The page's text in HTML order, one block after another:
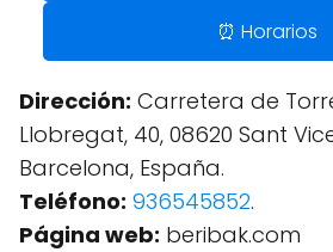
⏰ Horarios
Dirección: Carretera de
Llobregat, 40, 08620 Sant
Barcelona, España.
Teléfono: 936545852.
Página web: beribak.com